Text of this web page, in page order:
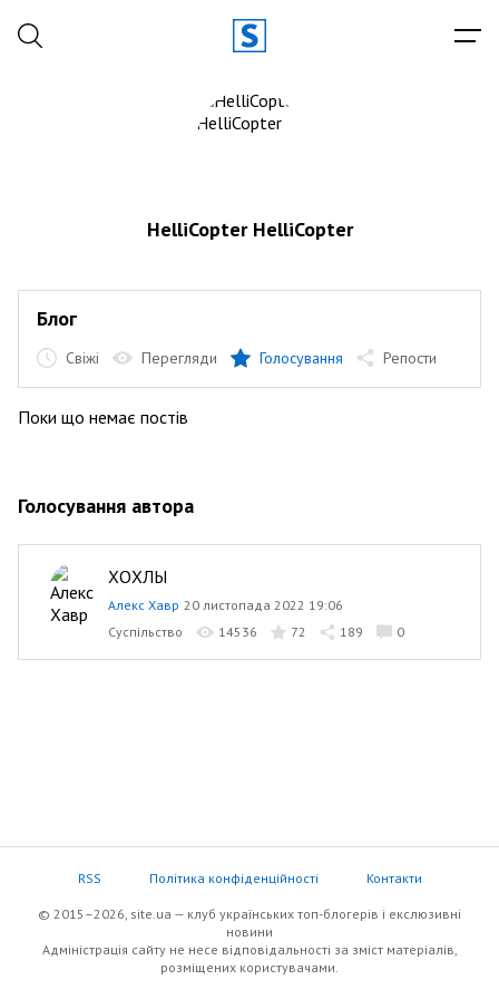
HelliCopter HelliCopter
Блог
Свіжі Перегляди Голосування Репости
Поки що немає постів
Голосування автора
ХОХЛЫ
Алекс Хавр 20 листопада 2022 19:06
Суспільство
14536 72 189 0
RSS Політика конфіденційності Контакти
© 2015–2026, site.ua — клуб українських топ-блогерів i екслюзивнi
новини
Адміністрація сайту не несе відповідальності за зміст матеріалів,
розміщених користувачами.